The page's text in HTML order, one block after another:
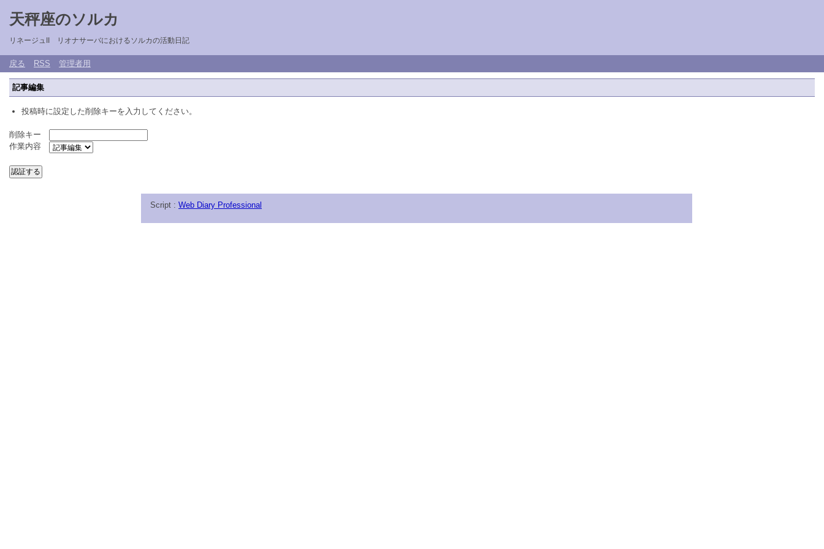
天秤座のソルカ
リネージュII リオナサーバにおけるソルカの活動日記
戻る RSS 管理者用
記事編集
投稿時に設定した削除キーを入力してください。
削除キー
作業内容
Script : Web Diary Professional